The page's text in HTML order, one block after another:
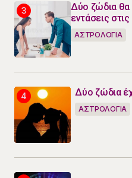
Δύο ζώδια θα
εντάσεις
ΑΣΤΡΟΛΟΓΙΑ
Δύο ζώδια
ΑΣΤΡΟΛΟΓΙΑ